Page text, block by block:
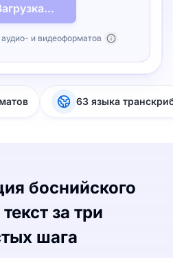
и видеоформатов
63 языка
боснийского
за три
шага